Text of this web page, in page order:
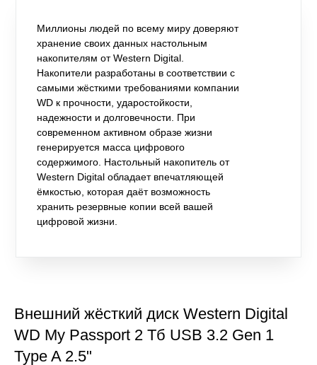
Миллионы людей по всему миру доверяют
хранение своих данных настольным
накопителям от Western Digital.
Накопители разработаны в соответствии с
самыми жёсткими требованиями компании
WD к прочности, ударостойкости,
надежности и долговечности. При
современном активном образе жизни
генерируется масса цифрового
содержимого. Настольный накопитель от
Western Digital обладает впечатляющей
ёмкостью, которая даёт возможность
хранить резервные копии всей вашей
цифровой жизни.
Внешний жёсткий диск Western Digital
WD My Passport 2 Тб USB 3.2 Gen 1
Type A 2.5"